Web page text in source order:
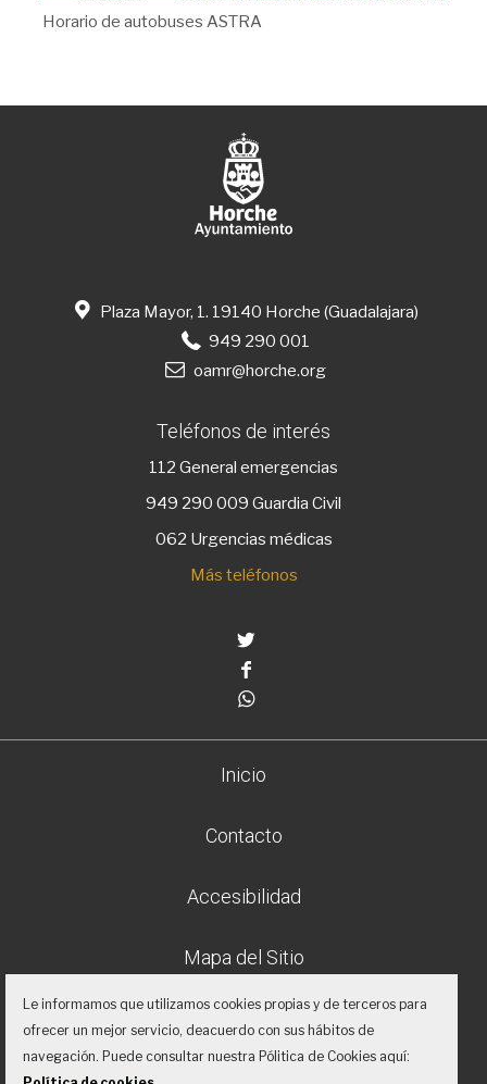
Horario de autobuses ASTRA
Plaza Mayor, 1. 19140 Horche (Guadalajara)
949 290 001
oamr@horche.org
Teléfonos de interés
112 General emergencias
949 290 009 Guardia Civil
062 Urgencias médicas
Más teléfonos
Inicio
Contacto
Accesibilidad
Mapa del Sitio
Aviso legal
Política de privacidad
Le informamos que utilizamos cookies propias y de terceros para
ofrecer un mejor servicio, deacuerdo con sus hábitos de
navegación. Puede consultar nuestra Pólitica de Cookies aquí: